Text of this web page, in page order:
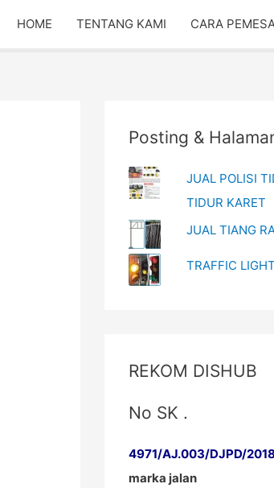
HOME TENTANG KAMI CARA
Posting &
JUAL POLISI
TIDUR KARET
JUAL TIANG
TRAFFIC
REKOM DISHUB
No SK .
4971/AJ.003/DJPD/2018
marka jalan